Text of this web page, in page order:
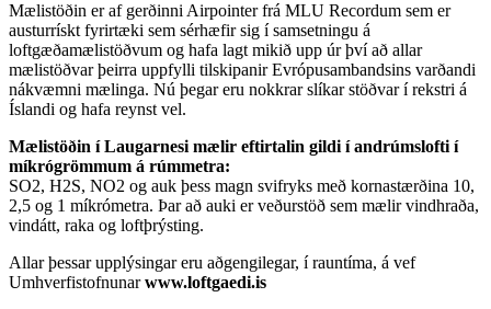
Mælistöðin er af gerðinni Airpointer frá MLU Recordum sem er
austurrískt fyrirtæki sem sérhæfir sig í samsetningu á
loftgæðamælistöðvum og hafa lagt mikið upp úr því að allar
mælistöðvar þeirra uppfylli tilskipanir Evrópusambandsins varðandi
nákvæmni mælinga. Nú þegar eru nokkrar slíkar stöðvar í rekstri á
Íslandi og hafa reynst vel.
Mælistöðin í Laugarnesi mælir eftirtalin gildi í andrúmslofti í
míkrógrömmum á rúmmetra:
SO2, H2S, NO2 og auk þess magn svifryks með kornastærðina 10,
2,5 og 1 míkrómetra. Þar að auki er veðurstöð sem mælir vindhraða,
vindátt, raka og loftþrýsting.
Allar þessar upplýsingar eru aðgengilegar, í rauntíma, á vef
Umhverfistofnunarwww.loftgaedi.is